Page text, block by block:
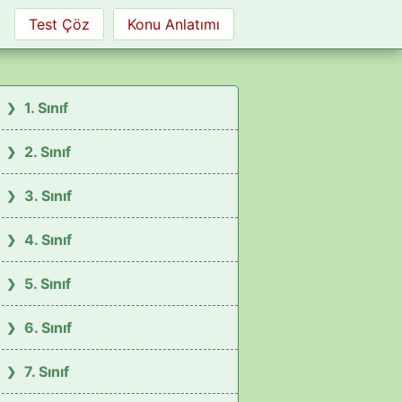
Test Çöz Konu Anlatımı
1. Sınıf
2. Sınıf
3. Sınıf
4. Sınıf
5. Sınıf
6. Sınıf
7. Sınıf